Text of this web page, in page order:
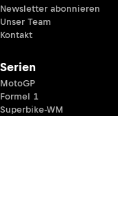
Newsletter abonnieren
Unser Team
Kontakt
Serien
MotoGP
Formel 1
Superbike-WM